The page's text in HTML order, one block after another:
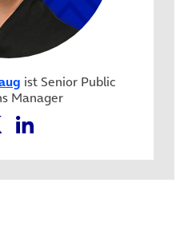
ist Senior Public
Manager